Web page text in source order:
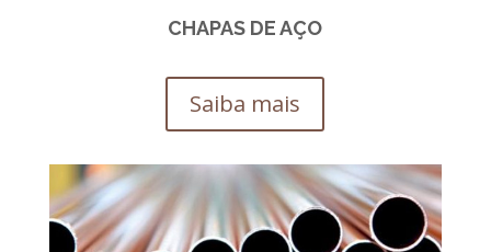
CHAPAS DE AÇO
Saiba mais